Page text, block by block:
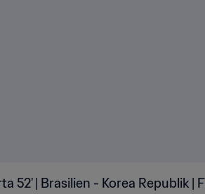
52' | Brasilien - Korea Republik |